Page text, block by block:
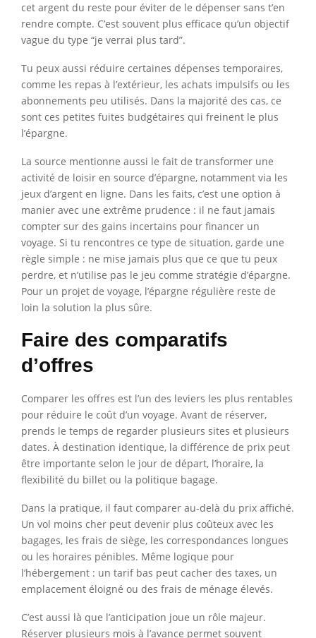
cet argent du reste pour éviter de le dépenser sans t’en
rendre compte. C’est souvent plus efficace qu’un objectif
vague du type “je verrai plus tard”.
Tu peux aussi réduire certaines dépenses temporaires,
comme les repas à l’extérieur, les achats impulsifs ou les
abonnements peu utilisés. Dans la majorité des cas, ce
sont ces petites fuites budgétaires qui freinent le plus
l’épargne.
La source mentionne aussi le fait de transformer une
activité de loisir en source d’épargne, notamment via les
jeux d’argent en ligne. Dans les faits, c’est une option à
manier avec une extrême prudence : il ne faut jamais
compter sur des gains incertains pour financer un
voyage. Si tu rencontres ce type de situation, garde une
règle simple : ne mise jamais plus que ce que tu peux
perdre, et n’utilise pas le jeu comme stratégie d’épargne.
Pour un projet de voyage, l’épargne régulière reste de
loin la solution la plus sûre.
Faire des comparatifs
d’offres
Comparer les offres est l’un des leviers les plus rentables
pour réduire le coût d’un voyage. Avant de réserver,
prends le temps de regarder plusieurs sites et plusieurs
dates. À destination identique, la différence de prix peut
être importante selon le jour de départ, l’horaire, la
flexibilité du billet ou la politique bagage.
Dans la pratique, il faut comparer au-delà du prix affiché.
Un vol moins cher peut devenir plus coûteux avec les
bagages, les frais de siège, les correspondances longues
ou les horaires pénibles. Même logique pour
l’hébergement : un tarif bas peut cacher des taxes, un
emplacement éloigné ou des frais de ménage élevés.
C’est aussi là que l’anticipation joue un rôle majeur.
Réserver plusieurs mois à l’avance permet souvent